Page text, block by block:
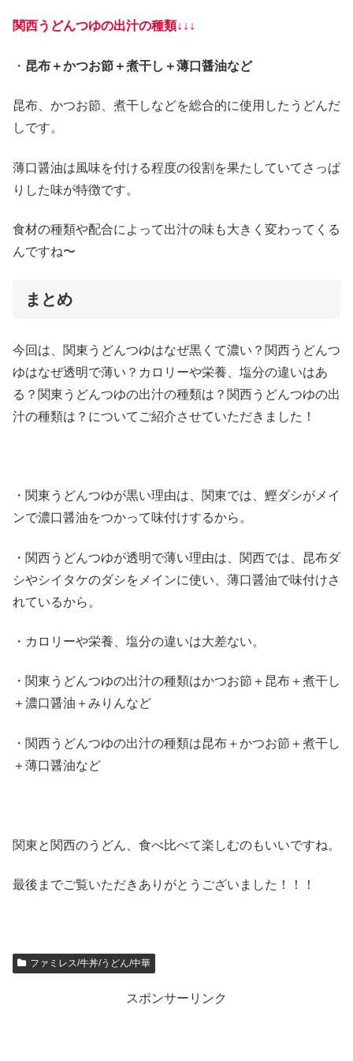
関西うどんつゆの出汁の種類↓↓↓
・ 昆布＋かつお節＋煮干し＋薄口醤油など
昆布、かつお節、煮干しなどを総合的に使用したうどんだ
しです。
薄口醤油は風味を付ける程度の役割を果たしていてさっぱ
りした味が特徴です。
食材の種類や配合によって出汁の味も大きく変わってくる
んですね〜
まとめ
今回は、関東うどんつゆはなぜ黒くて濃い？関西うどんつ
ゆはなぜ透明で薄い？カロリーや栄養、塩分の違いはあ
る？関東うどんつゆの出汁の種類は？関西うどんつゆの出
汁の種類は？についてご紹介させていただきました！
・関東うどんつゆが黒い理由は、関東では、鰹ダシがメイ
ンで濃口醤油をつかって味付けするから。
・関西うどんつゆが透明で薄い理由は、関西では、昆布ダ
シやシイタケのダシをメインに使い、薄口醤油で味付けさ
れているから。
・カロリーや栄養、塩分の違いは大差ない。
・関東うどんつゆの出汁の種類はかつお節＋昆布＋煮干し
＋濃口醤油＋みりんなど
・関西うどんつゆの出汁の種類は昆布＋かつお節＋煮干し
＋薄口醤油など
関東と関西のうどん、食べ比べて楽しむのもいいですね。
最後までご覧いただきありがとうございました！！！
ファミレス/牛丼/うどん/中華
スポンサーリンク